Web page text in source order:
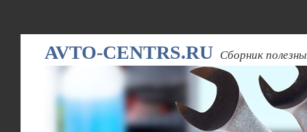
AVTO-CENTRS.RU Сборник